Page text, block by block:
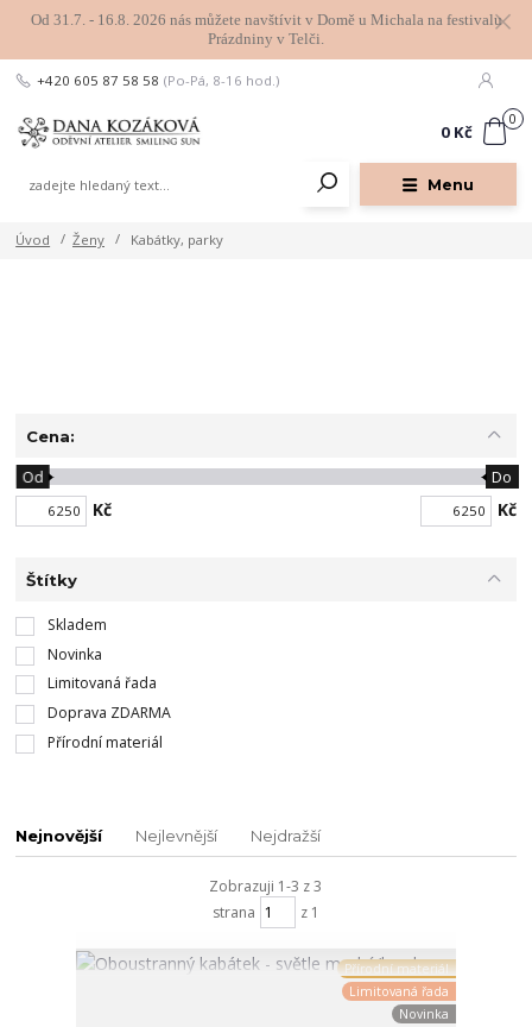
Od 31.7. - 16.8. 2026 nás můžete navštívit v Domě u Michala na festivalu
Prázdniny v Telči.
Menu
+420 605 87 58 58 (Po-Pá, 8-16 hod.)
0
0 Kč
Úvod Ženy Kabátky, parky
Cena:
Kč
Od Do
Kč
Štítky
Skladem
Novinka
Limitovaná řada
Doprava ZDARMA
Přírodní materiál
Nejnovější Nejlevnější Nejdražší
Zobrazuji 1-3 z 3
strana
z 1
Přírodní materiál
Limitovaná řada
Novinka